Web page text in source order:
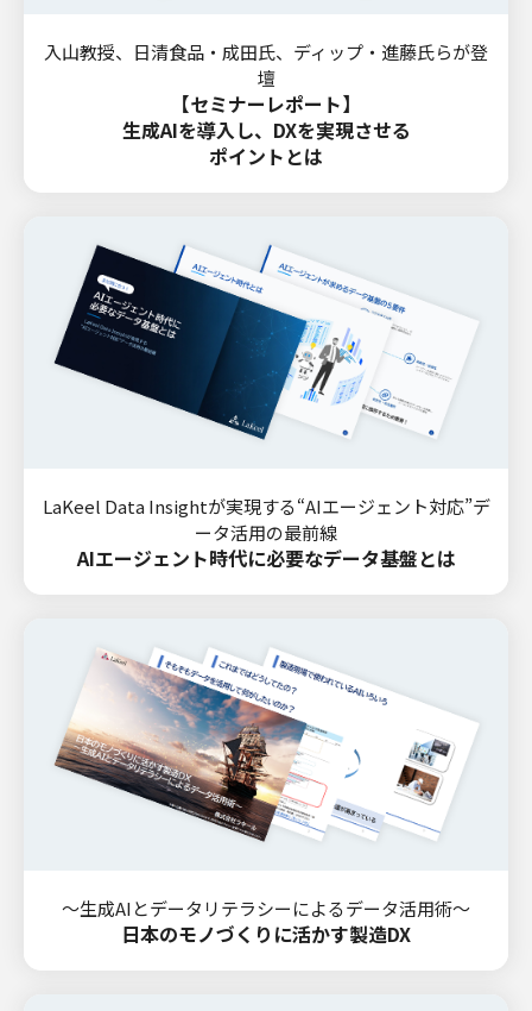
入山教授、日清食品・成田氏、ディップ・進藤氏らが登
壇
【セミナーレポート】
生成AIを導入し、DXを実現させる
ポイントとは
LaKeel Data Insightが実現する“AIエージェント対応”デ
ータ活用の最前線
AIエージェント時代に必要なデータ基盤とは
～生成AIとデータリテラシーによるデータ活用術～
日本のモノづくりに活かす製造DX